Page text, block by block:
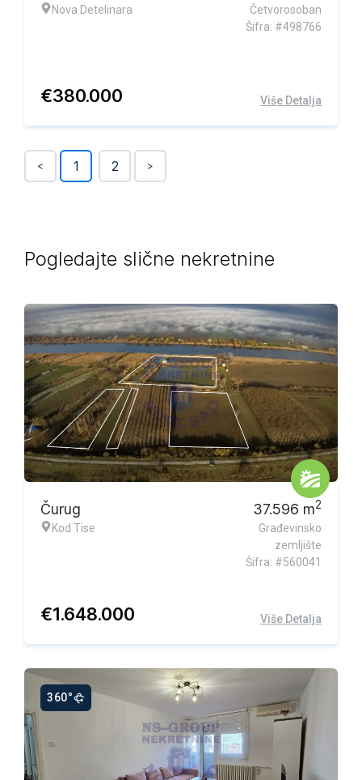
Nova Detelinara
Četvorosoban
Šifra: #498766
€380.000 Više Detalja
< 1 2 >
Pogledajte slične nekretnine
Ekskluzivna ponuda
Čurug
Kod Tise
37.596 m2
Građevinsko
zemljište
Šifra: #560041
€1.648.000 Više Detalja
360°